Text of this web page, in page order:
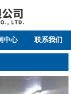
中心 联系我们